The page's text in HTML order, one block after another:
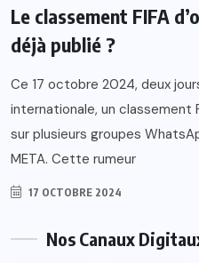
Le classement FIFA
déjà publié ?
Ce 17 octobre 2024, deux
internationale, un classement
sur plusieurs groupes
META. Cette rumeur
17 OCTOBRE 2024
Nos Canaux